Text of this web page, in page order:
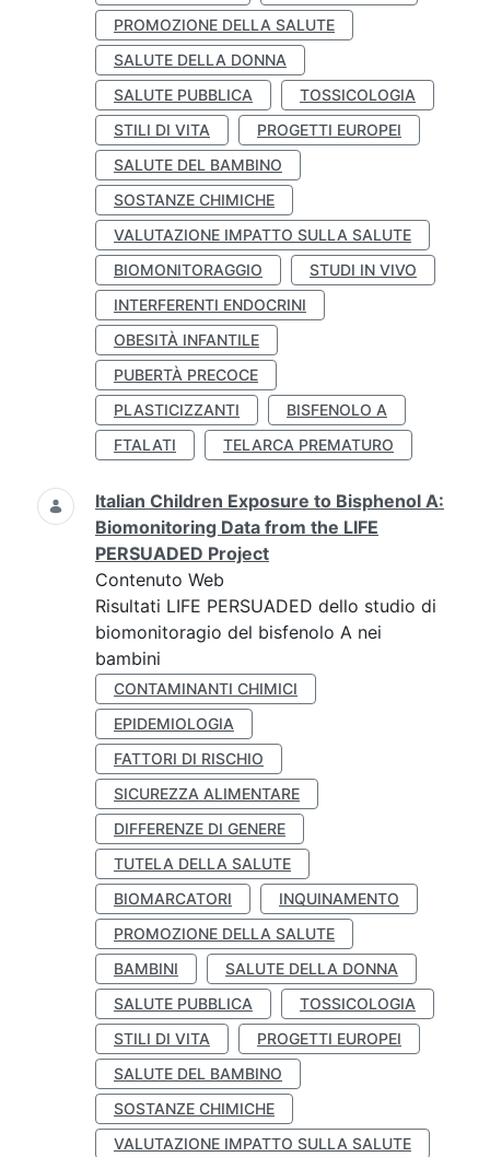
PROMOZIONE DELLA SALUTE
SALUTE DELLA DONNA
SALUTE PUBBLICA
TOSSICOLOGIA
STILI DI VITA
PROGETTI EUROPEI
SALUTE DEL BAMBINO
SOSTANZE CHIMICHE
VALUTAZIONE IMPATTO SULLA SALUTE
BIOMONITORAGGIO
STUDI IN VIVO
INTERFERENTI ENDOCRINI
OBESITÀ INFANTILE
PUBERTÀ PRECOCE
PLASTICIZZANTI
BISFENOLO A
FTALATI
TELARCA PREMATURO
Italian Children Exposure to Bisphenol A:
Biomonitoring Data from the LIFE
PERSUADED Project
Contenuto Web
Risultati LIFE PERSUADED dello studio di
biomonitoragio del bisfenolo A nei
bambini
CONTAMINANTI CHIMICI
EPIDEMIOLOGIA
FATTORI DI RISCHIO
SICUREZZA ALIMENTARE
DIFFERENZE DI GENERE
TUTELA DELLA SALUTE
BIOMARCATORI
INQUINAMENTO
PROMOZIONE DELLA SALUTE
BAMBINI
SALUTE DELLA DONNA
SALUTE PUBBLICA
TOSSICOLOGIA
STILI DI VITA
PROGETTI EUROPEI
SALUTE DEL BAMBINO
SOSTANZE CHIMICHE
VALUTAZIONE IMPATTO SULLA SALUTE